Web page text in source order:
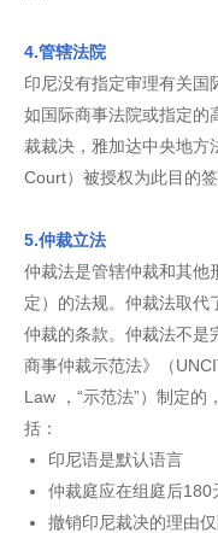
4.管辖法院
印尼没有指定审理有关国
如国际商事法院或指定的
裁裁决，雅加达中央地
Court）被授权为此目的
5.仲裁立法
仲裁法是管辖仲裁和其他
定）的法规。仲裁法取代
仲裁的条款。仲裁法不是
商事仲裁示范法》（
Law ，“示范法”）制定的
括：
印尼语是默认语言
仲裁庭应在组庭后180
撤销印尼裁决的理由